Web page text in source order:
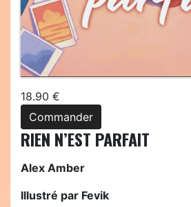
18.90 €
Commander
RIEN N’EST PARFAIT
Alex Amber
Illustré par Fevik